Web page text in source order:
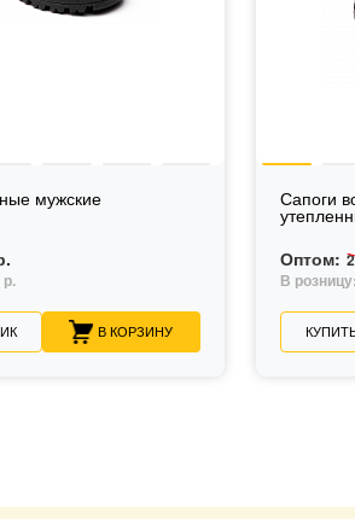
мужские
р.
В КОРЗИНУ
Сапоги
Оптом:
В